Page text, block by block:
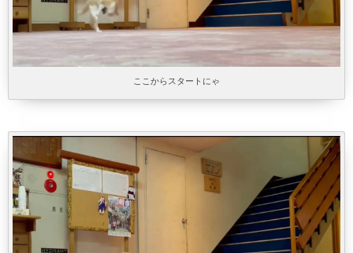
ここからスタートにゃ